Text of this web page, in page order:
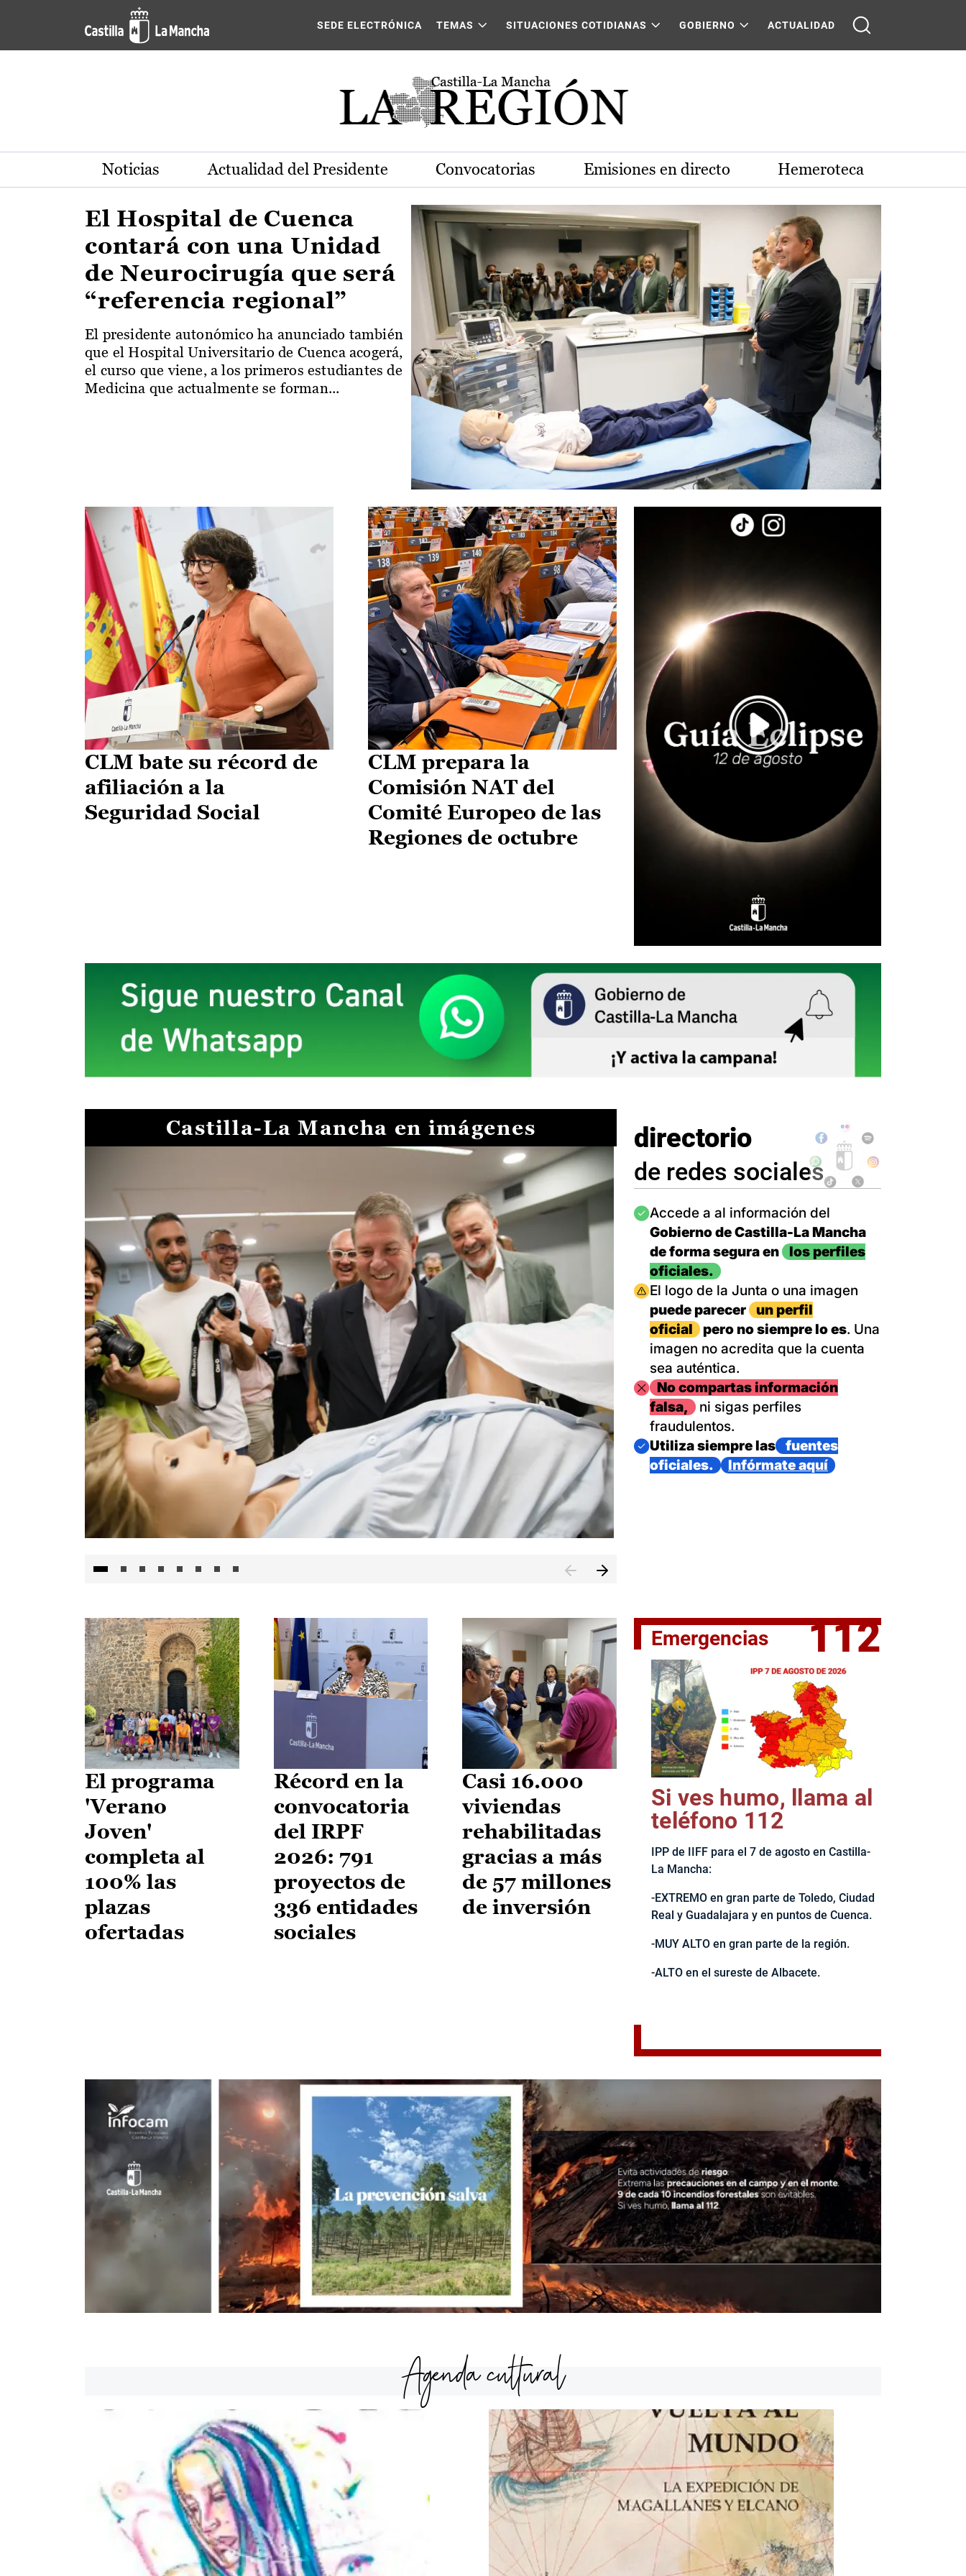
Pasar al contenido principal
Actualidad de la región de Castilla-La Mancha
SEDE ELECTRÓNICA TEMAS SITUACIONES COTIDIANAS GOBIERNO ACTUALIDAD
Noticias Actualidad del Presidente Convocatorias Emisiones en directo Hemeroteca
El Hospital de Cuenca
contará con una Unidad
de Neurocirugía que será
“referencia regional”
El presidente autonómico ha anunciado también
que el Hospital Universitario de Cuenca acogerá,
el curso que viene, a los primeros estudiantes de
Medicina que actualmente se forman...
CLM bate su récord de
afiliación a la
Seguridad Social
CLM prepara la
Comisión NAT del
Comité Europeo de las
Regiones de octubre
Castilla-La Mancha en imágenes
El jefe del Ejecutivo castellanomanchego, Emiliano García-
directorio
de redes sociales
Imagen
Accede a al información del
Gobierno de Castilla-La Mancha
de forma segura en
los perfiles
oficiales.
Imagen
El logo de la Junta o una imagen
puede parecer
un perfil
oficial
pero no siempre lo es. Una
imagen no acredita que la cuenta
sea auténtica.
ImagenNo compartas información
falsa,
ni sigas perfiles
fraudulentos.
Imagen
Utiliza siempre las
fuentes
oficiales.
Infórmate aquí
El programa
'Verano
Joven'
completa al
100% las
plazas
ofertadas
Récord en la
convocatoria
del IRPF
2026: 791
proyectos de
336 entidades
sociales
Casi 16.000
viviendas
rehabilitadas
gracias a más
de 57 millones
de inversión
Emergencias 112
Si ves humo, llama al
teléfono 112
IPP de IIFF para el 7 de agosto en Castilla-
La Mancha:
-EXTREMO en gran parte de Toledo, Ciudad
Real y Guadalajara y en puntos de Cuenca.
-MUY ALTO en gran parte de la región.
-ALTO en el sureste de Albacete.
Agenda cultural